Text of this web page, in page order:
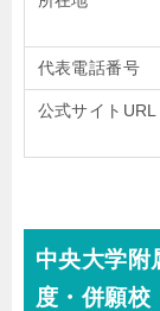
代表電話番号
公式サイトURL
中央大学附
度・併願校